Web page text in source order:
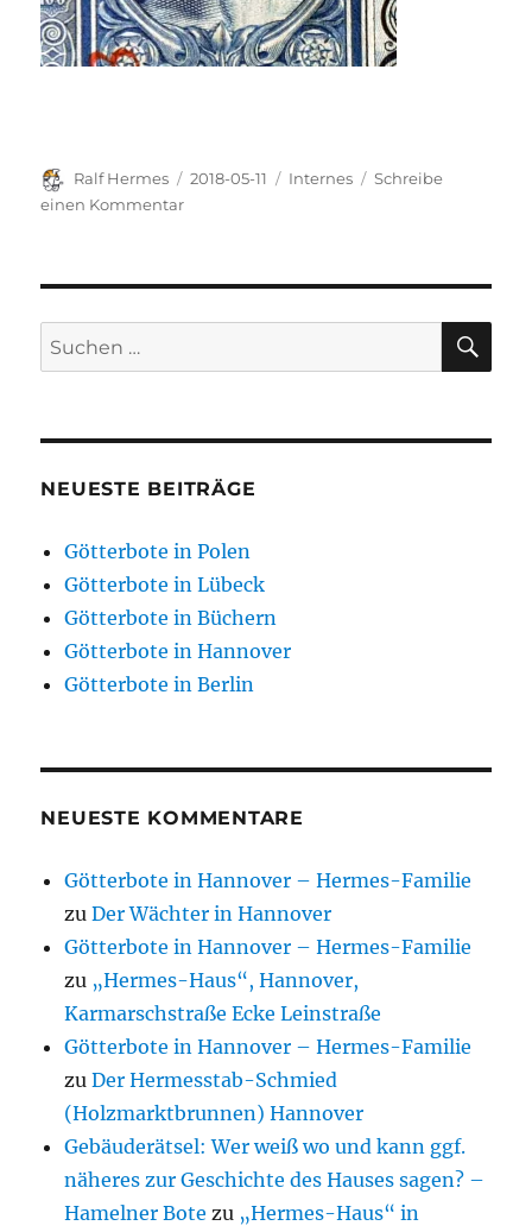
Autor
Ralf Hermes
Veröffentlicht
2018-05-11 Kategorien
Internes
Schreibe
einen Kommentarzu
Üben
WordPress
Suchen
nach:
NEUESTE BEITRÄGE
Götterbote in Polen
Götterbote in Lübeck
Götterbote in Büchern
Götterbote in Hannover
Götterbote in Berlin
NEUESTE KOMMENTARE
Götterbote in Hannover – Hermes-Familie
zuDer Wächter in Hannover
Götterbote in Hannover – Hermes-Familie
zu „Hermes-Haus“, Hannover,
Karmarschstraße Ecke Leinstraße
Götterbote in Hannover – Hermes-Familie
zuDer Hermesstab-Schmied
(Holzmarktbrunnen) Hannover
Gebäuderätsel: Wer weiß wo und kann ggf.
näheres zur Geschichte des Hauses sagen? –
Hamelner Bote zu „Hermes-Haus“ in